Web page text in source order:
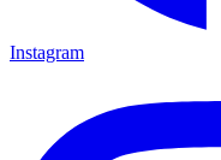
Instagram